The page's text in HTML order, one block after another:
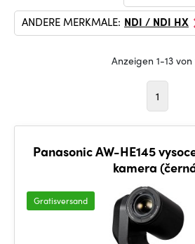
ANDERE MERKMALE: NDI / NDI HX
Anzeigen 1-13 von
1
Panasonic AW-HE145
kamera
Gratisversand